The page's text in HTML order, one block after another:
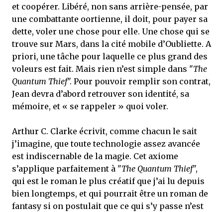
et coopérer. Libéré, non sans arrière-pensée, par
une combattante oortienne, il doit, pour payer sa
dette, voler une chose pour elle. Une chose qui se
trouve sur Mars, dans la cité mobile d’Oubliette. A
priori, une tâche pour laquelle ce plus grand des
voleurs est fait. Mais rien n’est simple dans "The
Quantum Thief". Pour pouvoir remplir son contrat,
Jean devra d’abord retrouver son identité, sa
mémoire, et « se rappeler » quoi voler.
Arthur C. Clarke écrivit, comme chacun le sait
j’imagine, que toute technologie assez avancée
est indiscernable de la magie. Cet axiome
s’applique parfaitement à "The Quantum Thief",
qui est le roman le plus créatif que j’ai lu depuis
bien longtemps, et qui pourrait être un roman de
fantasy si on postulait que ce qui s’y passe n’est